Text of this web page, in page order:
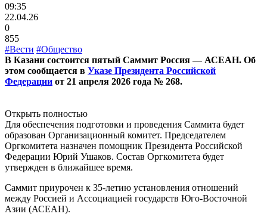
09:35
22.04.26
0
855
#Вести #Общество
В Казани состоится пятый Саммит Россия — АСЕАН. Об
этом сообщается в Указе Президента Российской
Федерации от 21 апреля 2026 года № 268.
Открыть полностью
Для обеспечения подготовки и проведения Саммита будет
образован Организационный комитет. Председателем
Оргкомитета назначен помощник Президента Российской
Федерации Юрий Ушаков. Состав Оргкомитета будет
утвержден в ближайшее время.
Саммит приурочен к 35-летию установления отношений
между Россией и Ассоциацией государств Юго-Восточной
Азии (АСЕАН).